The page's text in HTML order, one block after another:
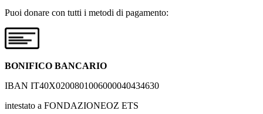
Puoi donare con tutti i metodi di pagamento:
BONIFICO BANCARIO
IBAN IT40X0200801006000040434630
intestato a FONDAZIONEOZ ETS